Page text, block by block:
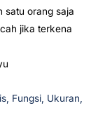
satu orang saja
jika terkena
Fungsi, Ukuran,